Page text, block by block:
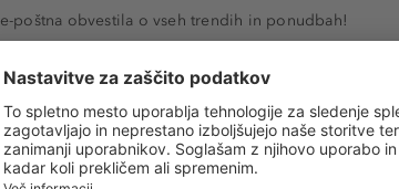
poštna obvestila o vseh trendih in ponudbah!